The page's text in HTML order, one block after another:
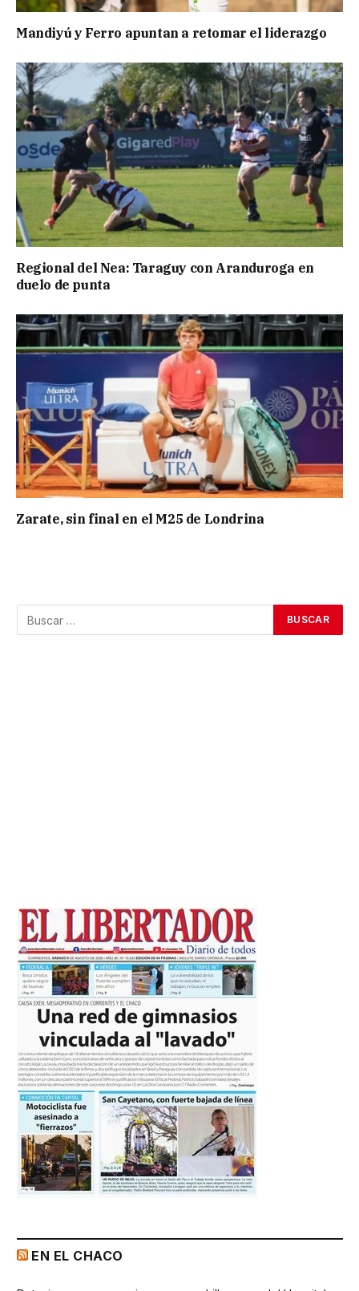
Mandiyú y Ferro apuntan a retomar el liderazgo
Regional del Nea: Taraguy con Aranduroga en
duelo de punta
Zarate, sin final en el M25 de Londrina
EN EL CHACO